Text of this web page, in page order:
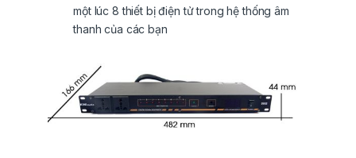
một lúc 8 thiết bị điện tử trong hệ thống âm
thanh của các bạn